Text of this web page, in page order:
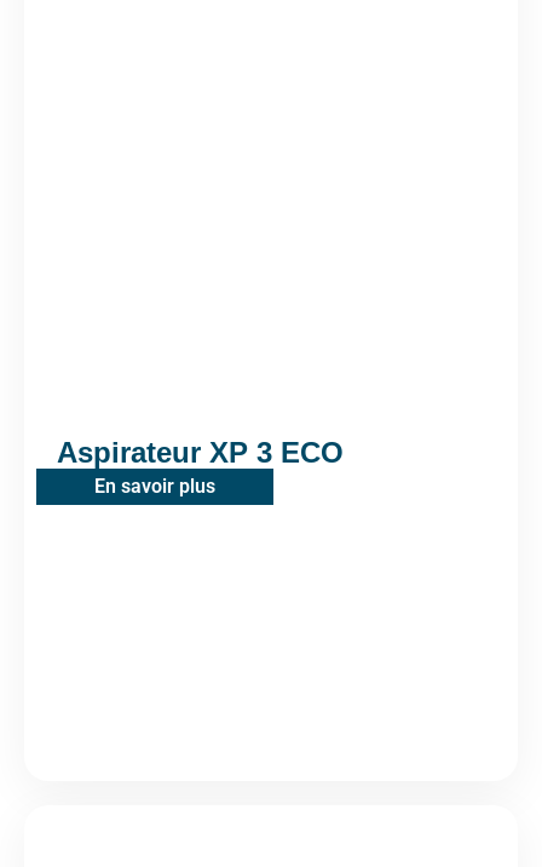
Aspirateur XP 3 ECO
En savoir plus